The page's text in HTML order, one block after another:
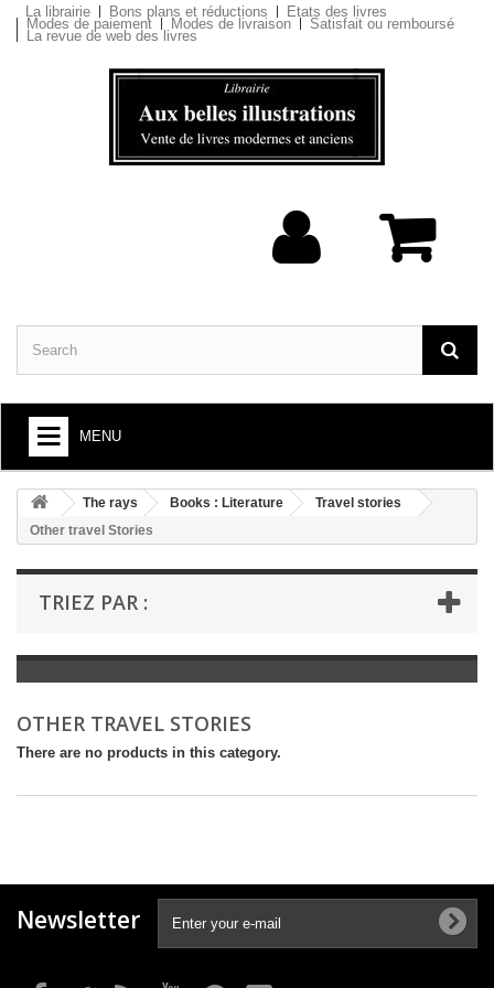
La librairie Bons plans et réductions Etats des livres
Modes de paiement Modes de livraison Satisfait ou remboursé
La revue de web des livres
MENU
+
BOOKS : ARTS AND SOCIETY
+
BOOKS : LITERATURE
+
BOOKS : YOUTH
LIVRES ANCIENS AVANT 1945
The rays Books : Literature
Travel stories
Other travel Stories
TRIEZ PAR :
OTHER TRAVEL STORIES
There are no products in this category.
Newsletter